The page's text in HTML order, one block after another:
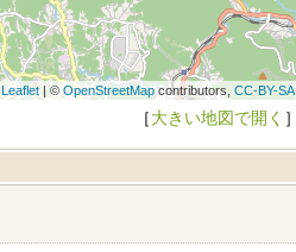
Leaflet| ©OpenStreetMapcontributors, CC-BY-SA
［大きい地図で開く ］